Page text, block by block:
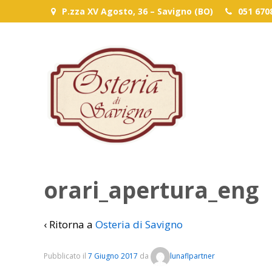
P.zza XV Agosto, 36 – Savigno (BO) 051
orari_apertura_eng
‹ Ritorna a Osteria di Savigno
Pubblicato il 7 Giugno 2017 da lunaflpartner